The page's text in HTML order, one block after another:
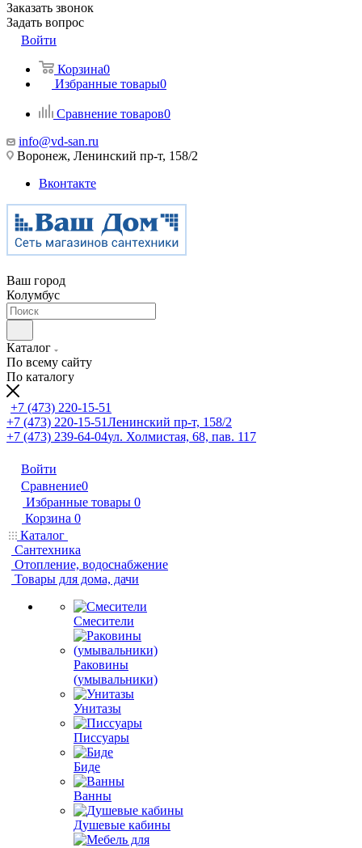
Заказать звонок
Задать вопрос
Войти
Корзина0
Избранные товары0
Сравнение товаров0
info@vd-san.ru
Воронеж, Ленинский пр-т, 158/2
Вконтакте
Ваш город
Колумбус
Каталог
По всему сайту
По каталогу
+7 (473) 220-15-51
+7 (473) 220-15-51Ленинский пр-т, 158/2
+7 (473) 239-64-04ул. Холмистая, 68, пав. 117
Войти
Сравнение0
Избранные товары 0
Корзина 0
Каталог
Сантехника
Отопление, водоснабжение
Товары для дома, дачи
Смесители
Раковины
(умывальники)
Унитазы
Писсуары
Биде
Ванны
Душевые кабины